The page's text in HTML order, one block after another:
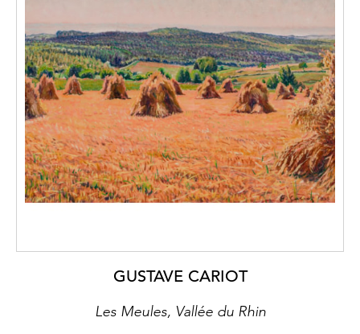
GUSTAVE CARIOT
Les Meules, Vallée du Rhin